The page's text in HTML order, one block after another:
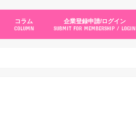
コラム
COLUMN
企業登録申請/ログイン
SUBMIT FOR MEMBERSHIP / LOGIN